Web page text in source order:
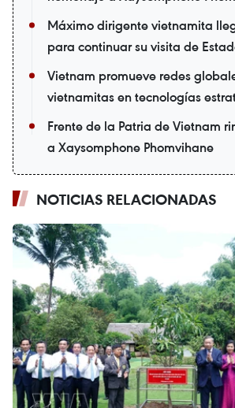
Máximo dirigente vietnamita
para continuar su visita de
Vietnam promueve redes
vietnamitas en tecnologías
Frente de la Patria de Vietnam
a Xaysomphone Phomvihane
NOTICIAS RELACIONADAS